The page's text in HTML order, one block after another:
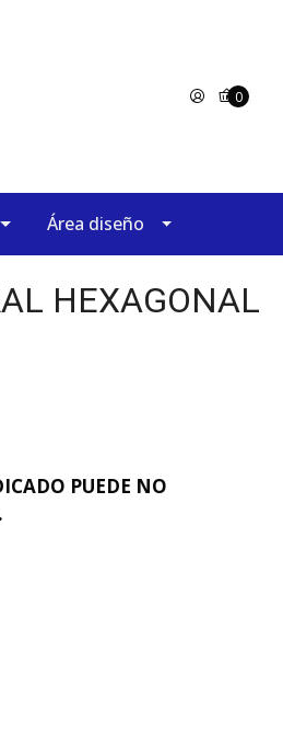
0
Área diseño
HEXAGONAL
PUEDE NO